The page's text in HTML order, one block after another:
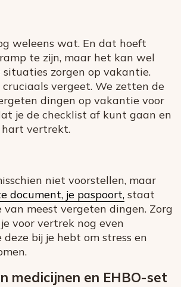
weleens wat. En dat hoeft
te zijn, maar het kan wel
situaties zorgen op vakantie.
cruciaals vergeet. We zetten de
dingen op vakantie voor
je de checklist af kunt gaan en
hart vertrekt.
niet voorstellen, maar
document, je paspoort, staat
meest vergeten dingen. Zorg
voor vertrek nog even
bij je hebt om stress en
medicijnen en EHBO-set